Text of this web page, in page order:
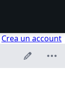
Crea un account